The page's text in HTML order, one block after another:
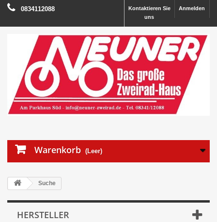
Anmelden
Kontaktieren Sie
uns
0834112088
Warenkorb (Leer)
Suche
HERSTELLER